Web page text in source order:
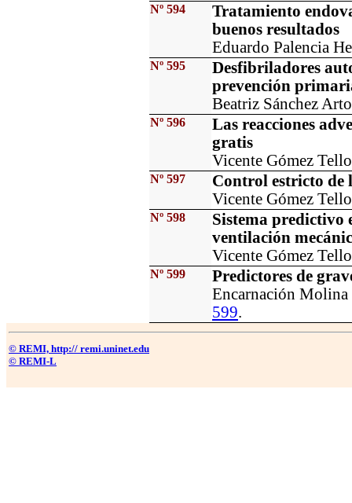
Nº 594
Tratamiento
buenos resultados
Eduardo Palencia
Nº 595
Desfibriladores
prevención
Beatriz Sánchez
Nº 596
Las reacciones
gratis
Vicente Gómez
Nº 597
Control estricto de
Vicente Gómez
Nº 598
Sistema predictivo
ventilación
Vicente Gómez
Nº 599
Predictores de
Encarnación
599.
© REMI, http:// remi.uninet.edu
© REMI-L